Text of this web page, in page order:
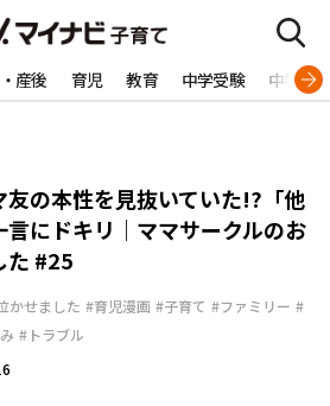
産後 育児 教育 中学受験 中学生
友の本性を見抜いていた!?「他
にドキリ｜ママサークルのお
た #25
かせました #育児漫画 #子育て #ファミリー #
#トラブル